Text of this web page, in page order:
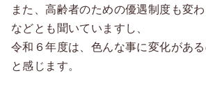
また、高齢者のための優遇制度も変わ
などとも聞いていますし、
令和６年度は、色んな事に変化がある
と感じます。